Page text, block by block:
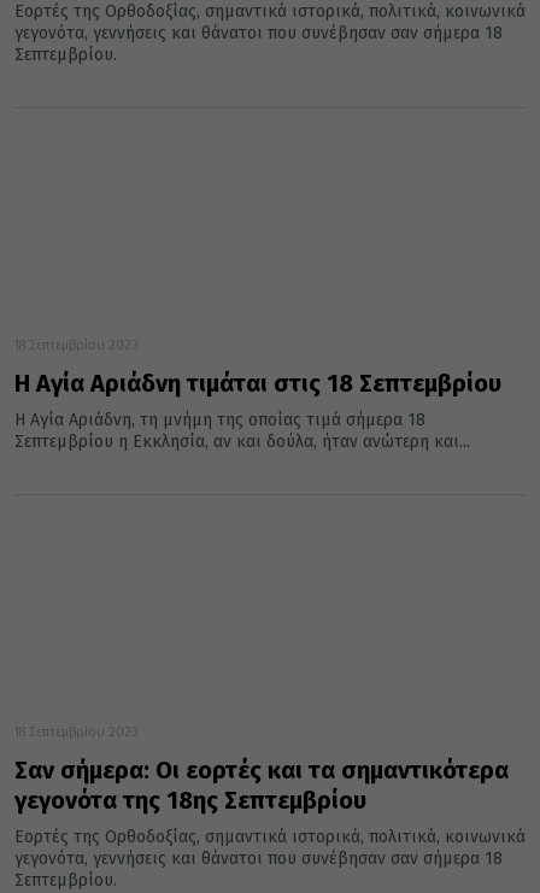
Εορτές της Ορθοδοξίας, σημαντικά ιστορικά, πολιτικά, κοινωνικά
γεγονότα, γεννήσεις και θάνατοι που συνέβησαν σαν σήμερα 18
Σεπτεμβρίου.
18 Σεπτεμβρίου 2023
Η Αγία Αριάδνη τιμάται στις 18 Σεπτεμβρίου
Η Αγία Αριάδνη, τη μνήμη της οποίας τιμά σήμερα 18
Σεπτεμβρίου η Εκκλησία, αν και δούλα, ήταν ανώτερη και...
18 Σεπτεμβρίου 2023
Σαν σήμερα: Οι εορτές και τα σημαντικότερα
γεγονότα της 18ης Σεπτεμβρίου
Εορτές της Ορθοδοξίας, σημαντικά ιστορικά, πολιτικά, κοινωνικά
γεγονότα, γεννήσεις και θάνατοι που συνέβησαν σαν σήμερα 18
Σεπτεμβρίου.